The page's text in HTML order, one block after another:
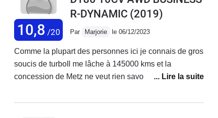
réparation (moteur à changer) pour
aujourd'hui. Le service SAV est
catastrophique et les gens ne sont pas
agréables... Je leur demande qui peut
payer une telle somme pour une
défectueuse (?). la nana me répond
10,8 /20
R-DYNAMIC (2019)
Par Marjorie le 06/12/2023
Comme la plupart des personnes ici je connais de gros
soucis de turboIl me lâche à 145000 kms et la
concession de Metz ne veut rien savoir alors que c’est
contrat figure le prêt d’un véhicule … pensez vous!!! Il a